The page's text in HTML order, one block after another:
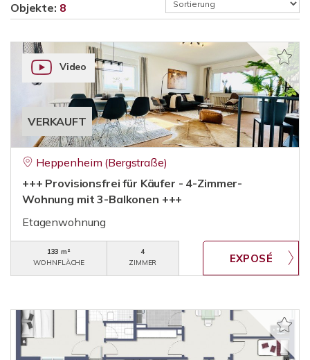
Objekte: 8
VERKAUFT
Video
Heppenheim (Bergstraße)
+++ Provisionsfrei für Käufer - 4-Zimmer-
Wohnung mit 3-Balkonen +++
Etagenwohnung
133 m²
WOHNFLÄCHE
4
ZIMMER